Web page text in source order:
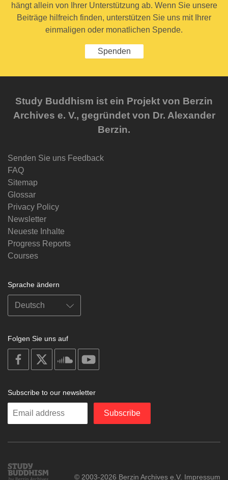
hängt allein von Ihrer Unterstützung ab. Wenn Sie unsere
Beiträge hilfreich finden, unterstützen Sie uns mit Ihrer
einmaligen oder monatlichen Spende.
Spenden
Study Buddhism ist ein Projekt von Berzin
Archives e. V., gegründet von Dr. Alexander
Berzin.
Senden Sie uns Feedback
FAQ
Sitemap
Glossar
Privacy Policy
Newsletter
Neueste Inhalte
Progress Reports
Courses
Sprache ändern
Folgen Sie uns auf
on
facebook
soundcloud
Subscribe to our newsletter
Enter
Subscribe
Study
Buddhism
© 2003-2026 Berzin Archives e.V. Impressum